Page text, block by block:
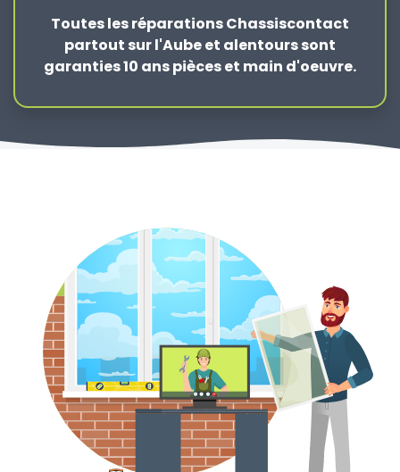
Toutes les réparations Chassiscontact
partout sur l'Aube et alentours sont
garanties 10 ans pièces et main d'oeuvre.